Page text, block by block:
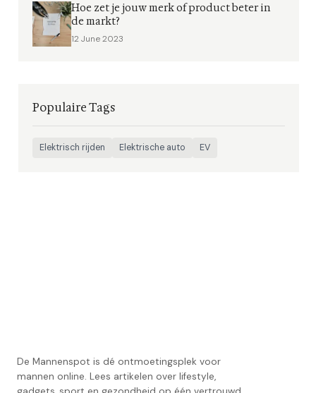
Hoe zet je jouw merk of product beter in
de markt?
12 June 2023
Populaire Tags
Elektrisch rijden Elektrische auto EV
De Mannenspot is dé ontmoetingsplek voor
mannen online. Lees artikelen over lifestyle,